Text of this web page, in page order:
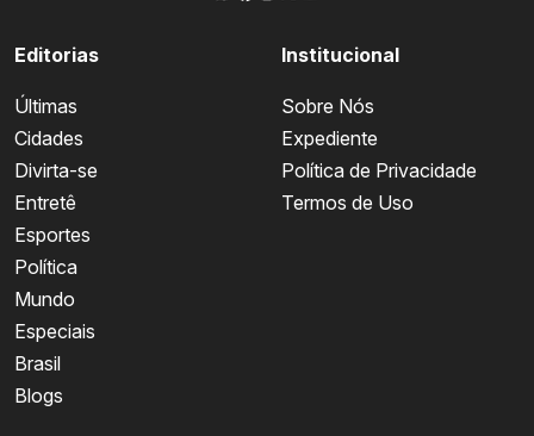
Editorias
Últimas
Cidades
Divirta-se
Entretê
Esportes
Política
Mundo
Especiais
Brasil
Blogs
Institucional
Sobre Nós
Expediente
Política de Privacidade
Termos de Uso